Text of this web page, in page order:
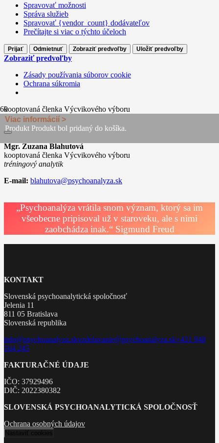
Spravovať možnosti
Správa služieb
Spravovať {vendor_count} dodávateľov
Prečítajte si viac o týchto účeloch
Prijať Odmietnuť Zobraziť predvoľby Uložiť predvoľby
Zobraziť predvoľby
Zásady používania súborov cookie
Ochrana súkromia
Produkt Produkt bol pridaný do košíka.
kooptovaná členka Výcvikového výboru
Viac informácií >
Mgr. Zuzana Blahutová
kooptovaná členka Výcvikového výboru
tréningový analytik
E-mail: blahutova@psychoanalyza.sk
„Psychoanalýza vrátila snom význam, ktorý sa im
všeobecne pripisoval už v staroveku, ale s nimi
zaobchádza inak.“ Sigmund Freud
KONTAKT
Slovenská psychoanalytická spoločnosť
Jelenia 11
811 05 Bratislava
Slovenská republika
info@psychoanalyza.skvzdelavanie@psychoanalyza.sk+421 948
164 245
FAKTURAČNÉ ÚDAJE
IČO: 37929496
DIČ: 2022380382
SLOVENSKÁ PSYCHOANALYTICKÁ SPOLOČNOSŤ
Ochrana osobných údajov
Nastaviť cookies